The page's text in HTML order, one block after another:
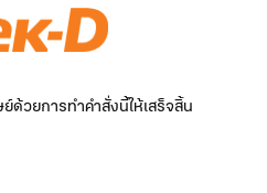
วยการทำคำสั่งนี้ให้เสร็จสิ้น